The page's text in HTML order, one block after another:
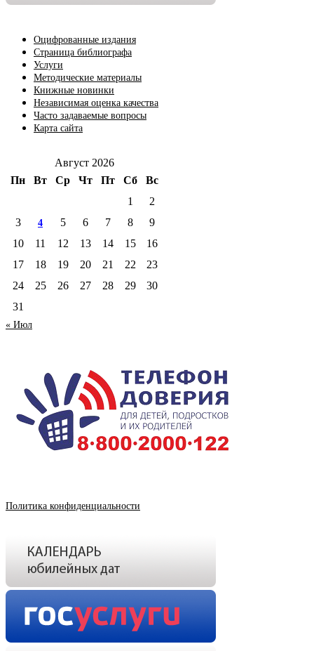
Оцифрованные издания
Страница библиографа
Услуги
Методические материалы
Книжные новинки
Независимая оценка качества
Часто задаваемые вопросы
Карта сайта
Август 2026
Пн
Вт Ср Чт Пт Сб
Вс
1
2
3
4 5 6 7 8
9
10
11 12 13 14 15
16
17
18 19 20 21 22
23
24
25 26 27 28 29
30
31
« Июл
Политика конфиденциальности